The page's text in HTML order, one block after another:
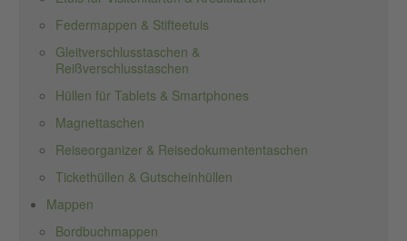
Federmappen & Stifteetuis
Gleitverschlusstaschen &
Reißverschlusstaschen
Hüllen für Tablets & Smartphones
Magnettaschen
Reiseorganizer & Reisedokumententaschen
Tickethüllen & Gutscheinhüllen
Mappen
Bordbuchmappen